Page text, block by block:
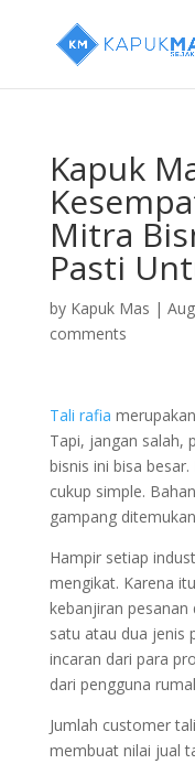
Kapuk
Mitra
Pasti
by Kapuk Mas |
comments
Tali rafia
Tapi, jangan salah,
bisnis ini bisa
cukup simple.
gampang
Hampir setiap
mengikat. Karena
kebanjiran pesanan
satu atau dua jenis
incaran dari para
dari pengguna
Jumlah customer
membuat nilai jual